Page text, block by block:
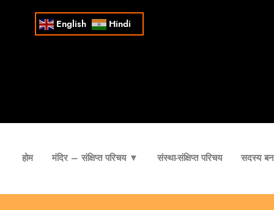
English Hindi
होम मंदिर – संक्षिप्त परिचय ▼ संस्था-संक्षिप्त परिचय सदस्य